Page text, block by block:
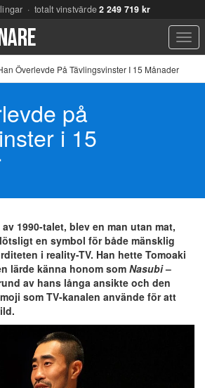
· totalt vinstvärde2 249 719 kr
Överlevde På Tävlingsvinster I 15 Månader
på
i 15
1990-talet, blev en man utan mat,
en symbol för både mänsklig
i reality-TV. Han hette Tomoaki
lärde känna honom som Nasubi–
av hans långa ansikte och den
som TV-kanalen använde för att